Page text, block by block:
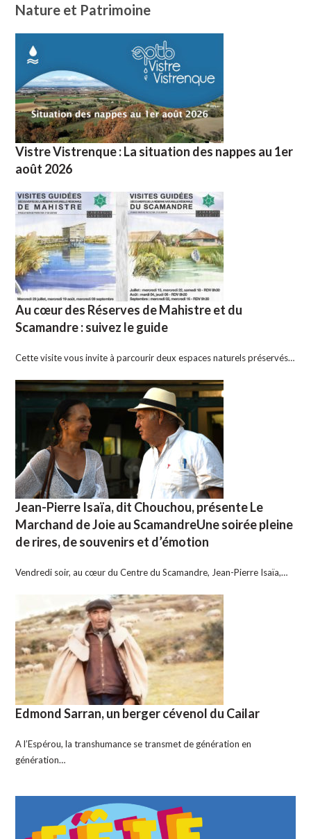
Nature et Patrimoine
Vistre Vistrenque : La situation des nappes au 1er
août 2026
Au cœur des Réserves de Mahistre et du
Scamandre : suivez le guide
Cette visite vous invite à parcourir deux espaces naturels préservés…
Jean-Pierre Isaïa, dit Chouchou, présente Le
Marchand de Joie au ScamandreUne soirée pleine
de rires, de souvenirs et d’émotion
Vendredi soir, au cœur du Centre du Scamandre, Jean-Pierre Isaïa,…
Edmond Sarran, un berger cévenol du Cailar
A l’Espérou, la transhumance se transmet de génération en
génération…